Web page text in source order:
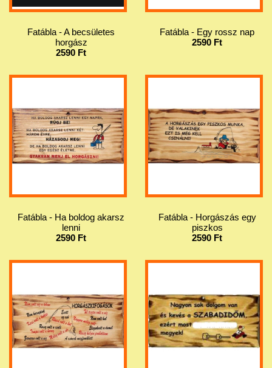
Fatábla - A becsületes
horgász
2590 Ft
Fatábla - Egy rossz nap
2590 Ft
Fatábla - Ha boldog akarsz
lenni
2590 Ft
Fatábla - Horgászás egy
piszkos
2590 Ft